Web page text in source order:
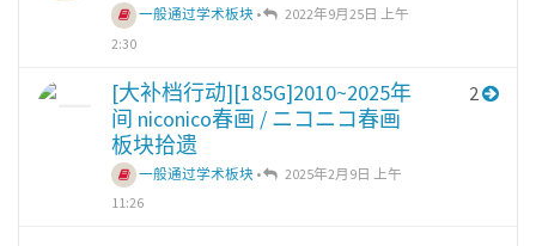
一般通过学术板块 •
2022年9月25日 上午
2:30
[大补档行动][185G]2010~2025年
间 niconico春画 / ニコニコ春画
板块拾遗
一般通过学术板块 •
2025年2月9日 上午
11:26
2